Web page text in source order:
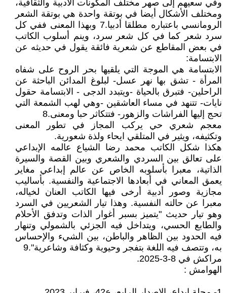
وفي سعيهم إلى صهر مختلف المكونات الأدبية والثقافية،
ومختلف الأشكال أيضا في بوتقة واحدة هي بوتقة الشعر
الرومانسي باعتباره مطلقا أدبيا.7 وبهذا المعنى ففي كل
سرد شعر كما في كل شعر سرد، وينم أسلوب الكاتب
في بعض المقاطع عن شعرية فائقة يقول في حديثه عن
الابتسامة:
الابتسامة هي الموجة التي يلقيها بحر الروح على شفاه
المرأة - تشق بها نهر عسل- لبلوغ المدائن الباحثة عن
الراحلين- فتبرق بالحياة -ويتبدد الدجى - الابتسامة حقول
نايات- تتنهد في مساء العاشقين -وهي لهب الشمعة التي
تحج إليها الفراشات والزهور- فتتكاثر حبا ومعنى.8
معجم شعري حي يركب المجاز في تطور المعنى
وتكثيفه، ويثير في المتلقي ايحاء ولذة شعورية.
هكذا شكل الكاتب محمد رضا الشياع عالمه الإبداعي
على تعالق بين السردي والشعري وبين القصة والسيرة
الذاتية، معبرا بأسلوبه الخاص عن عالم إبداعي مغاير
يعمق المعاني في أبعادها الاجتماعية والنفسية. بأساليب
مجازية وصور أدبية أرخى فيها الكاتب العنان لخياله،
معبرا عن حالته النفسية. وهذا تيار الشعريين في السرد
وهو تيار حديث "يتميز بسبر أغوار الذات وتدفق الأحلام
والطابع الحسي، ويتداخل فيه الجزئي بالشمولي وتنهار
فيه الحدود بين الظاهر والباطن، بين الشيء والإحساس
به، وتتصف فيه اللغة بتفجر وحيوية وكثافة وشاعرية".9
مراكش في 8-3-2025.
الهوامش :